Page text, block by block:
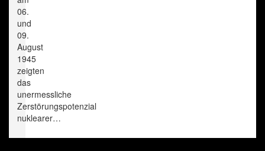
06.
und
09.
August
1945
zeigten
das
unermessliche
Zerstörungspotenzial
nuklearer…